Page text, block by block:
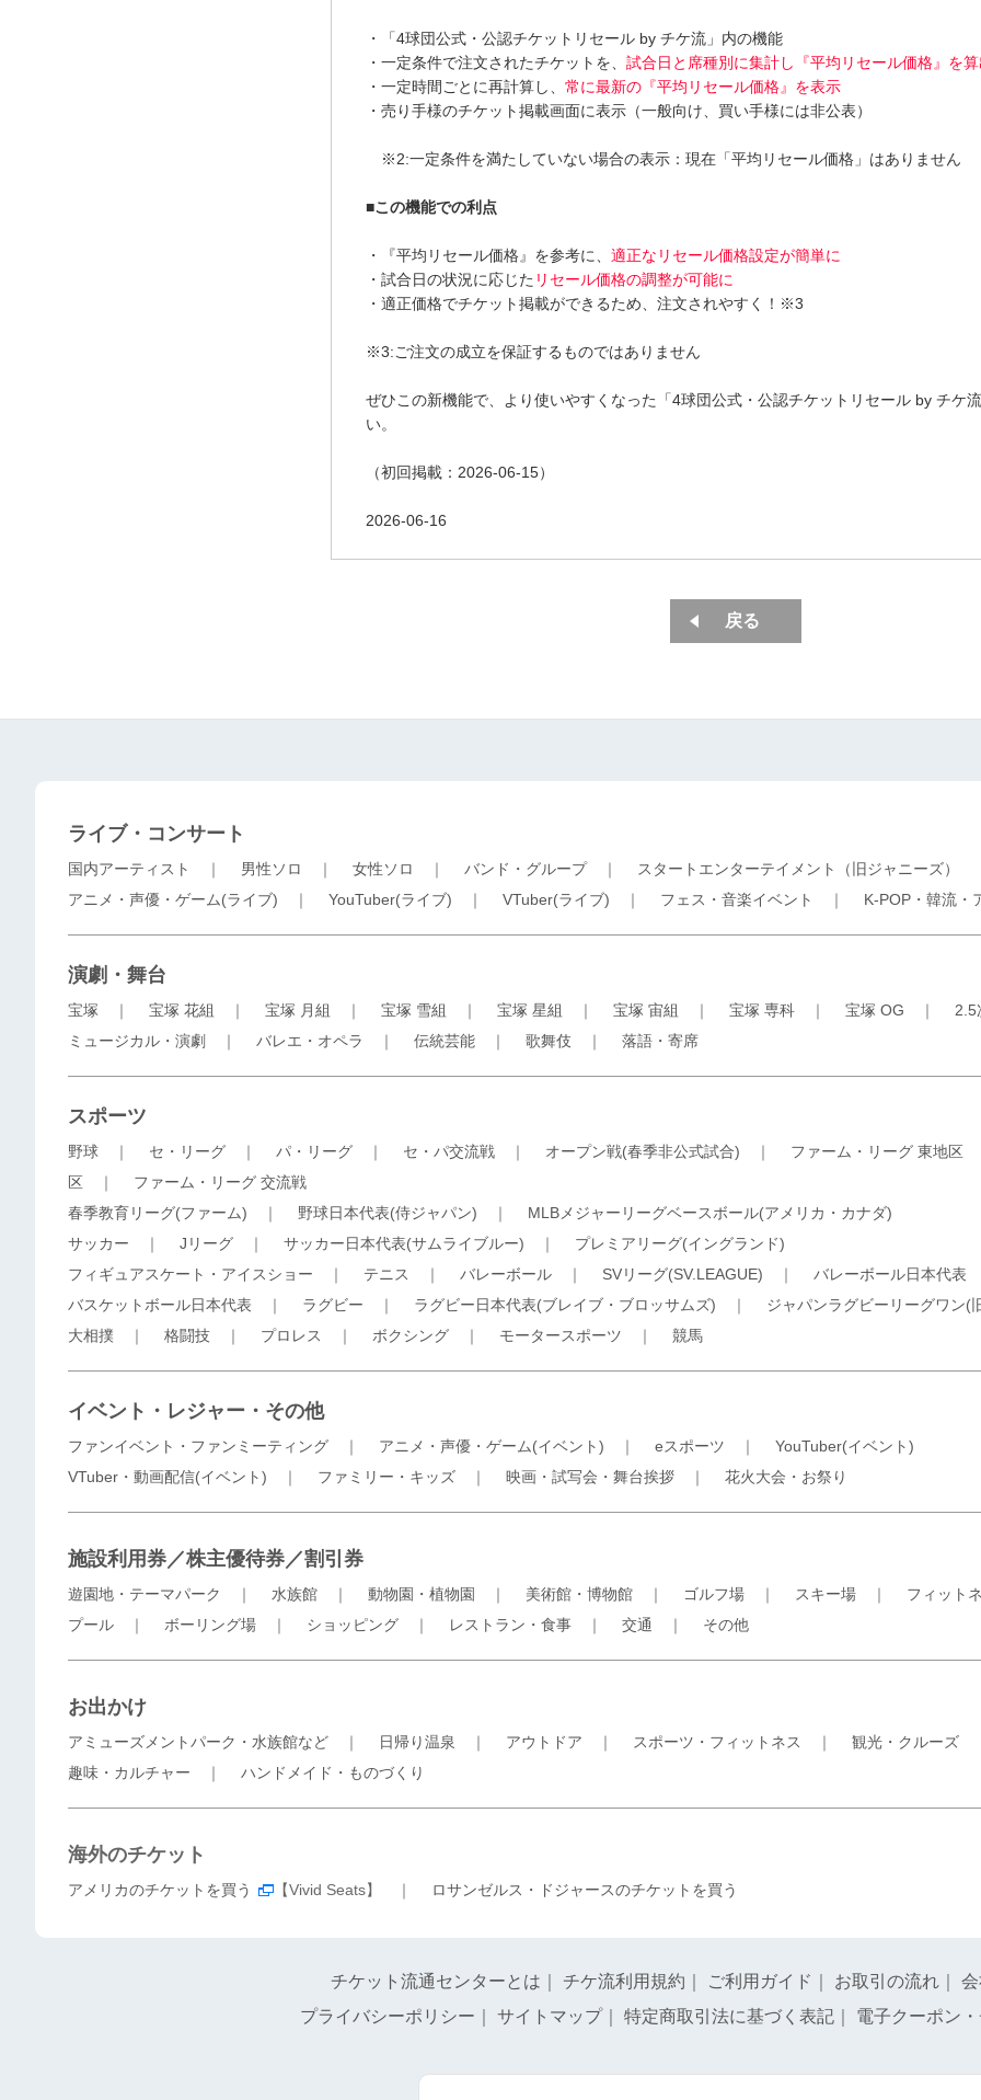
・「4球団公式・公認チケットリセール by チケ流」内の機能
・一定条件で注文されたチケットを、 試合日と席種別に集計し『平均リセール価格』を
・一定時間ごとに再計算し、 常に最新の『平均リセール価格』を表示
・売り手様のチケット掲載画面に表示（一般向け、買い手様には非公表）
※2:一定条件を満たしていない場合の表示：現在「平均リセール価格」はありません
■この機能での利点
・『平均リセール価格』を参考に、 適正なリセール価格設定が簡単に
・試合日の状況に応じた リセール価格の調整が可能に
・適正価格でチケット掲載ができるため、注文されやすく！※3
※3:ご注文の成立を保証するものではありません
ぜひこの新機能で、より使いやすくなった「4球団公式・公認チケットリセール by チケ
い。
（初回掲載：2026-06-15）
2026-06-16
戻る
ライブ・コンサート
国内アーティスト ｜ 男性ソロ ｜ 女性ソロ ｜ バンド・グループ｜ スタートエンターテイメント（旧ジャニーズ）
アニメ・声優・ゲーム(ライブ) ｜ YouTuber(ライブ) ｜ VTuber(ライブ) ｜ フェス・音楽イベント ｜ K-POP・韓流・
演劇・舞台
宝塚 ｜ 宝塚 花組 ｜ 宝塚 月組 ｜ 宝塚 雪組 ｜ 宝塚 星組 ｜ 宝塚 宙組 ｜ 宝塚 専科 ｜ 宝塚 OG ｜ 2.5
ミュージカル・演劇
｜ バレエ・オペラ ｜ 伝統芸能 ｜ 歌舞伎 ｜ 落語・寄席
スポーツ
野球 ｜ セ・リーグ ｜ パ・リーグ ｜ セ・パ交流戦 ｜ オープン戦(春季非公式試合) ｜ ファーム・リーグ 東地区
区 ｜ ファーム・リーグ 交流戦
春季教育リーグ(ファーム) ｜ 野球日本代表(侍ジャパン) ｜ MLBメジャーリーグベースボール(アメリカ・カナダ)
サッカー ｜ Jリーグ ｜ サッカー日本代表(サムライブルー) ｜ プレミアリーグ(イングランド)
フィギュアスケート・アイスショー ｜ テニス ｜ バレーボール ｜ SVリーグ(SV.LEAGUE) ｜ バレーボール日本代表
バスケットボール日本代表 ｜ ラグビー ｜ ラグビー日本代表(ブレイブ・ブロッサムズ) ｜ ジャパンラグビーリーグワン(
大相撲 ｜ 格闘技 ｜ プロレス ｜ ボクシング ｜ モータースポーツ ｜ 競馬
イベント・レジャー・その他
ファンイベント・ファンミーティング ｜ アニメ・声優・ゲーム(イベント) ｜ eスポーツ ｜ YouTuber(イベント)
VTuber・動画配信(イベント) ｜ ファミリー・キッズ ｜ 映画・試写会・舞台挨拶 ｜ 花火大会・お祭り
施設利用券／株主優待券／割引券
遊園地・テーマパーク ｜ 水族館 ｜ 動物園・植物園 ｜ 美術館・博物館 ｜ ゴルフ場 ｜ スキー場 ｜ フィット
プール ｜ ボーリング場 ｜ ショッピング ｜ レストラン・食事 ｜ 交通 ｜ その他
お出かけ
アミューズメントパーク・水族館など ｜ 日帰り温泉 ｜ アウトドア ｜ スポーツ・フィットネス ｜ 観光・クルーズ
趣味・カルチャー ｜ ハンドメイド・ものづくり
海外のチケット
アメリカのチケットを買う 【Vivid Seats】 ｜ ロサンゼルス・ドジャースのチケットを買う
チケット流通センターとは チケ流利用規約 ご利用ガイド お取引の流れ
プライバシーポリシー
サイトマップ｜ 特定商取引法に基づく表記 電子クーポン